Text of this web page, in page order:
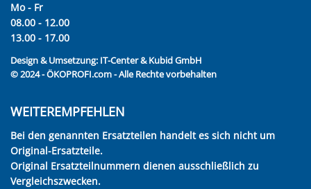
Mo - Fr
08.00 - 12.00
13.00 - 17.00
Design & Umsetzung: IT-Center & Kubid GmbH
© 2024 - ÖKOPROFI.com - Alle Rechte vorbehalten
WEITEREMPFEHLEN
Bei den genannten Ersatzteilen handelt es sich nicht um
Original-Ersatzteile.
Original Ersatzteilnummern dienen ausschließlich zu
Vergleichszwecken.